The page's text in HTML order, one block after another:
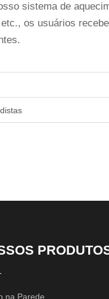
sistema de
os usuários
na Parede